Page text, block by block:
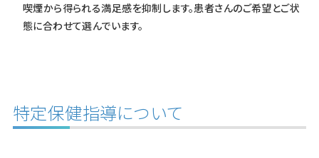
喫煙から得られる満足感を抑制します。患者さんのご希望とご状
態に合わせて選んでいます。
特定保健指導について